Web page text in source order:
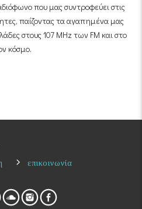
που μας συντροφεύει στις
παίζοντας τα αγαπημένα μας
στους 107 MHz των FM και στο
κόσμο.
επικοινωνία